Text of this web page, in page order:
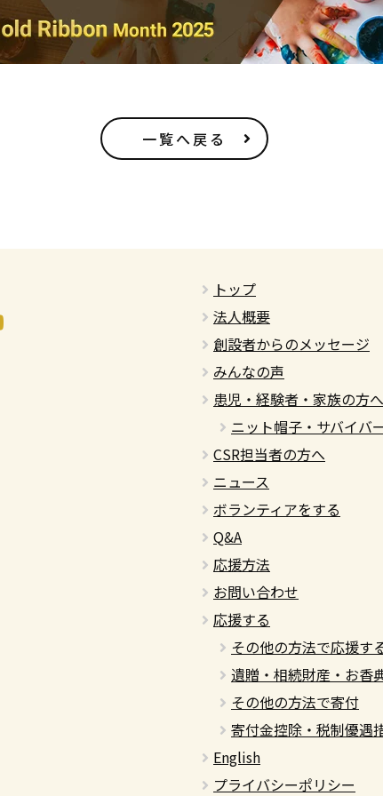
一覧へ戻る
トップ
法人概要
創設者からのメッセージ
みんなの声
患児・経験者・家族の方へ
ニット帽子・サバイバ
CSR担当者の方へ
ニュース
ボランティアをする
Q&A
応援方法
お問い合わせ
応援する
その他の方法で応援す
遺贈・相続財産・お香
その他の方法で寄付
寄付金控除・税制優遇
English
プライバシーポリシー